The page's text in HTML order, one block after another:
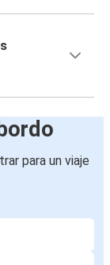
para un viaje